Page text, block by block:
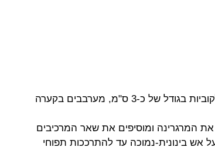
קולפים ומנקים את תפוחי העץ וחותכים לקוביות בגודל של כ-3 ס"מ, מערבבים בקערה
המרגרינה ומוסיפים את שאר המרכיבים
אש בינונית-נמוכה עד להתרככות תפוחי